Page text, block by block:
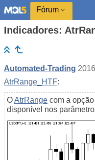
Fórum
Indicadores:
Automated-Trading
AtrRange_HTF:
OAtrRange com a
disponível nos